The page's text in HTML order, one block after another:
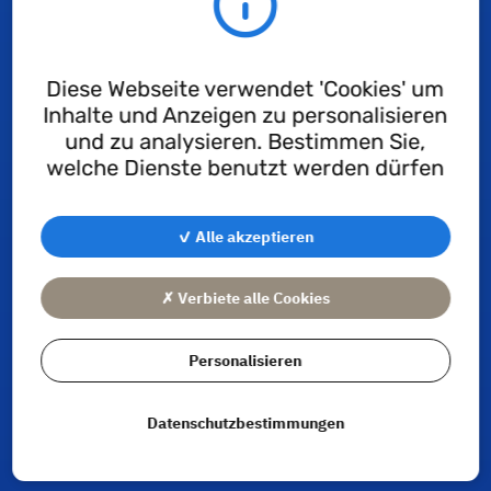
ACM
Diese Webseite verwendet 'Cookies' um
Inhalte und Anzeigen zu personalisieren
und zu analysieren. Bestimmen Sie,
welche Dienste benutzt werden dürfen
✓ Alle akzeptieren
✗ Verbiete alle Cookies
Personalisieren
Datenschutzbestimmungen